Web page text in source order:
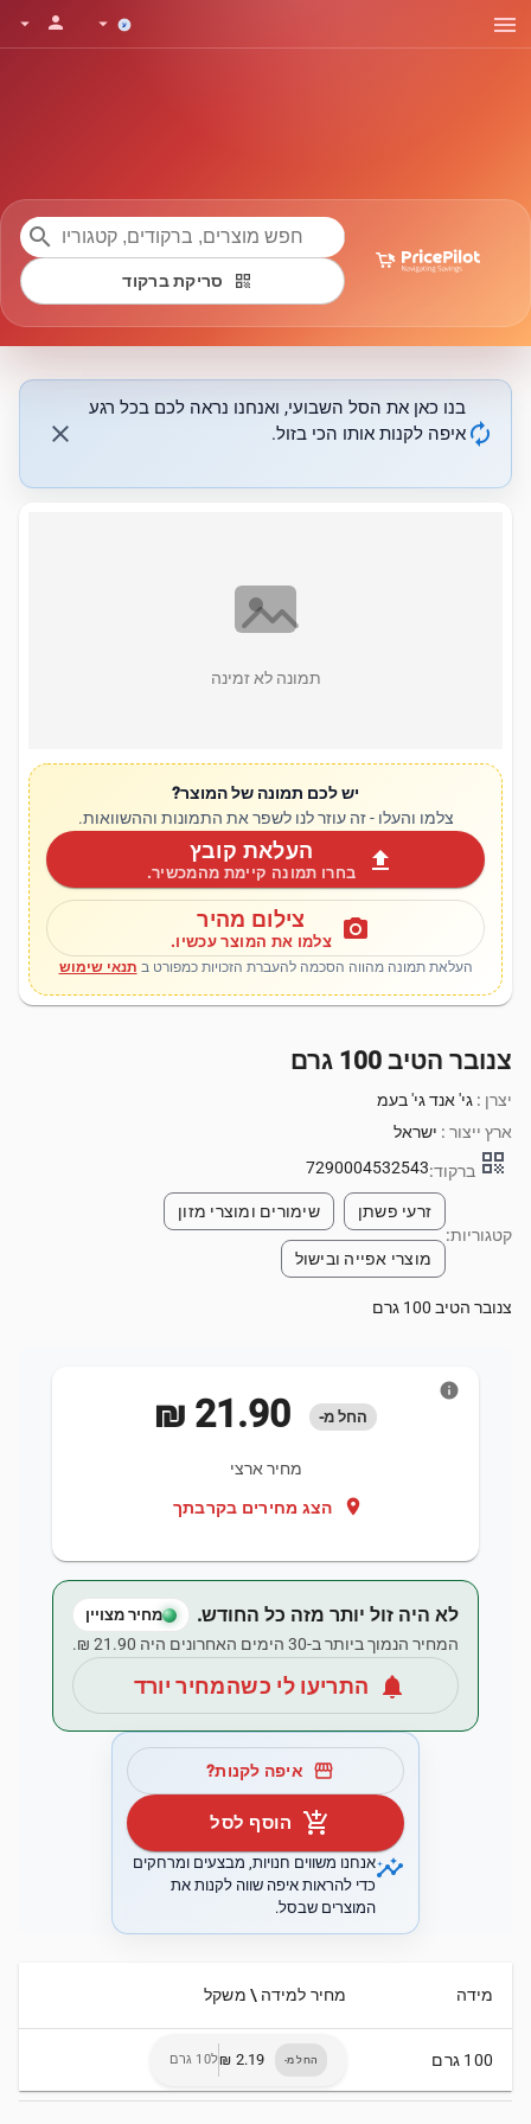
menu
arrow_drop_down
person
arrow_drop_down
search
qr_code סריקת ברקוד
autorenew
בנו כאן את הסל השבועי, ואנחנו נראה לכם בכל רגע
איפה לקנות אותו הכי בזול.
close
תמונה לא זמינה
יש לכם תמונה של המוצר?
צלמו והעלו - זה עוזר לנו לשפר את התמונות וההשוואות.
upload העלאת קובץ
בחרו תמונה קיימת מהמכשיר.
photo_camera צילום מהיר
צלמו את המוצר עכשיו.
העלאת תמונה מהווה הסכמה להעברת הזכויות כמפורט ב תנאי שימוש
צנובר הטיב 100 גרם
יצרן : גי' אנד גי' בעמ
ארץ ייצור : ישראל
qr_code ברקוד:7290004532543
קטגוריות:
זרעי פשתן שימורים ומוצרי מזון
מוצרי אפייה ובישול
צנובר הטיב 100 גרם
החל מ-
מחיר ארצי
location_on הצג מחירים בקרבתך
info
לא היה זול יותר מזה כל החודש. מחיר מצויין
המחיר הנמוך ביותר ב-30 הימים האחרונים היה ‏21.90 ‏₪.
notifications התריעו לי כשהמחיר יורד
storefront איפה לקנות?
add_shopping_cart הוסף לסל
insightsאנחנו משווים חנויות, מבצעים ומרחקים
כדי להראות איפה שווה לקנות את
המוצרים שבסל.
מידה מחיר למידה \ משקל
100 גרם החל מ- ל10 גרם